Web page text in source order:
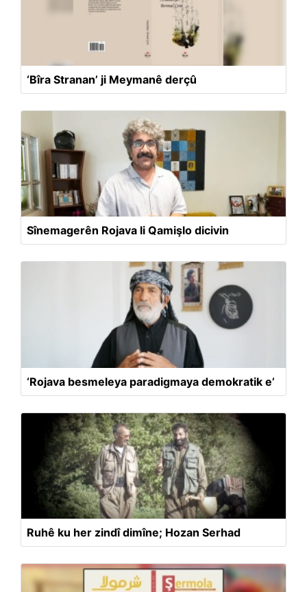
‘Bîra Stranan’ ji Meymanê derçû
Sînemagerên Rojava li Qamişlo dicivin
‘Rojava besmeleya paradigmaya demokratik e’
Ruhê ku her zindî dimîne; Hozan Serhad